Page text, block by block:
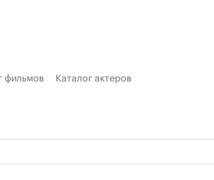
фильмов Каталог актеров